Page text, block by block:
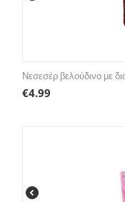
Νεσεσέρ βελούδινο με
€4.99